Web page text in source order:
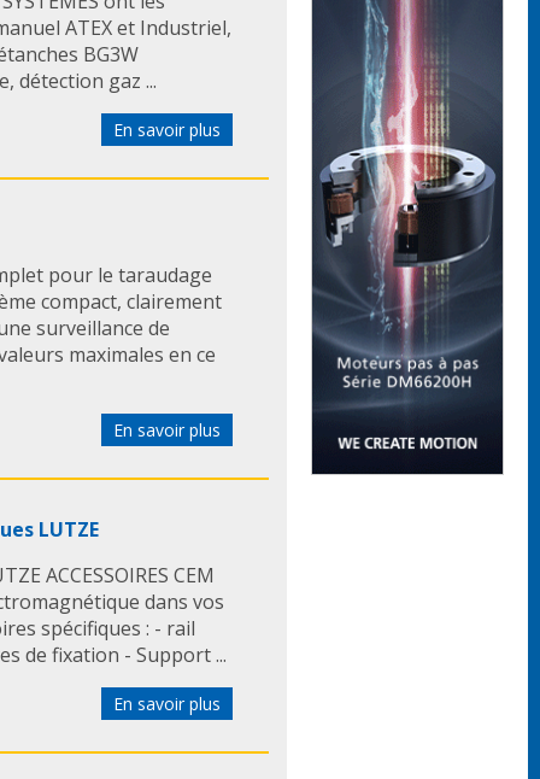
ATEX et Industriel,
BG3W
détection gaz ...
En savoir plus
pour le taraudage
compact, clairement
surveillance de
maximales en ce
En savoir plus
LUTZE
ACCESSOIRES CEM
dans vos
spécifiques : - rail
de fixation - Support ...
En savoir plus